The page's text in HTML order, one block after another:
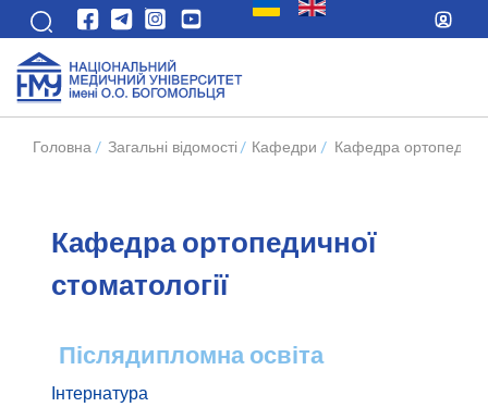
Головна / Загальні відомості / Кафедри / Кафедра
Кафедра ортопедичної
стоматології
Післядипломна освіта
Інтернатура